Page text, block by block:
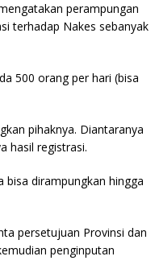
perampungan
terhadap Nakes sebanyak
500 orang per hari (bisa
pihaknya. Diantaranya
hasil registrasi.
bisa dirampungkan hingga
persetujuan Provinsi dan
penginputan